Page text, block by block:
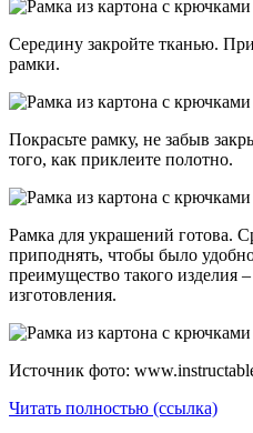
Середину закройте тканью.
рамки.
Покрасьте рамку, не забыв
того, как приклеите полотно.
Рамка для украшений готова.
приподнять, чтобы было
преимущество такого изделия
изготовления.
Источник фото:
Читать полностью (ссылка)